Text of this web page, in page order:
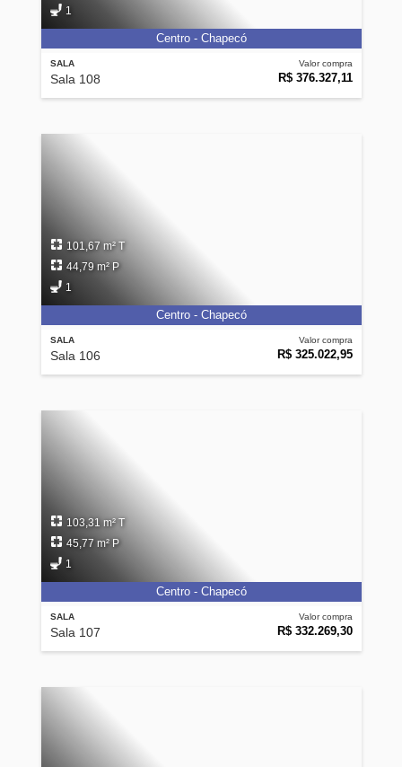
SALA
Sala 108
Valor compra
R$ 376.327,11
1
Centro - Chapecó
SALA
Sala 106
Valor compra
R$ 325.022,95
101,67 m² T
44,79 m² P
1
Centro - Chapecó
SALA
Sala 107
Valor compra
R$ 332.269,30
103,31 m² T
45,77 m² P
1
Centro - Chapecó